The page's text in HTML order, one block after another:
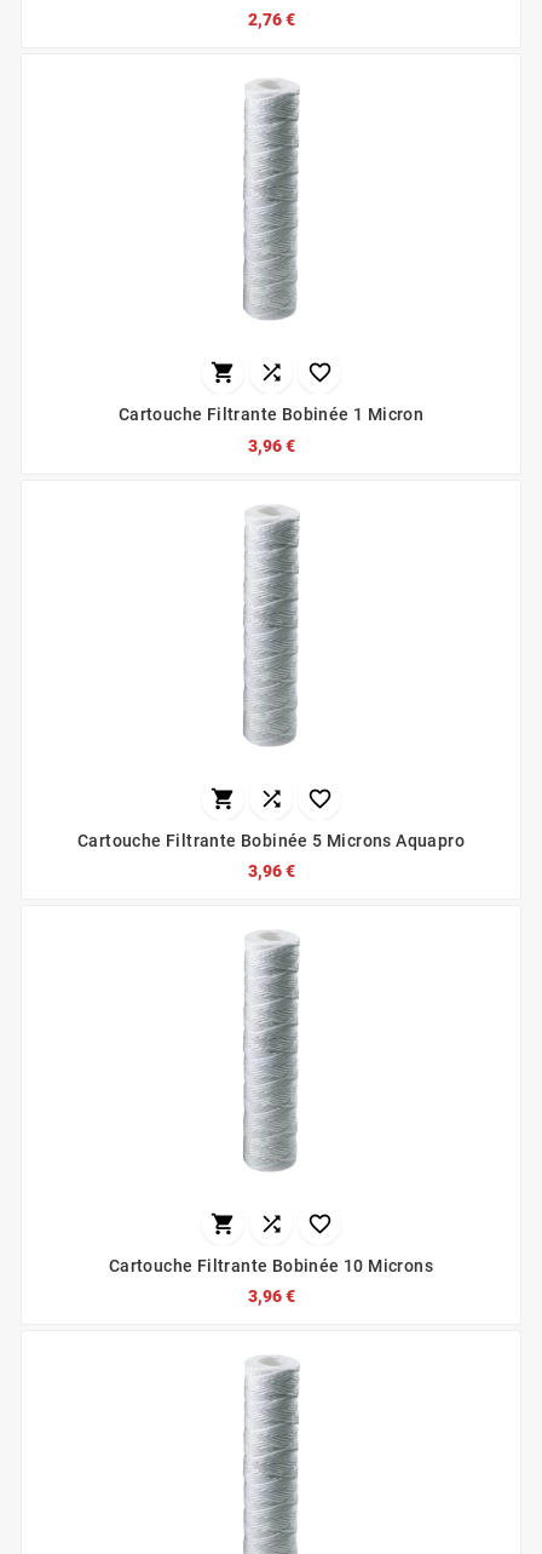
2,76 €
  
Cartouche Filtrante Bobinée 1 Micron
3,96 €
  
Cartouche Filtrante Bobinée 5 Microns Aquapro
3,96 €
  
Cartouche Filtrante Bobinée 10 Microns
3,96 €